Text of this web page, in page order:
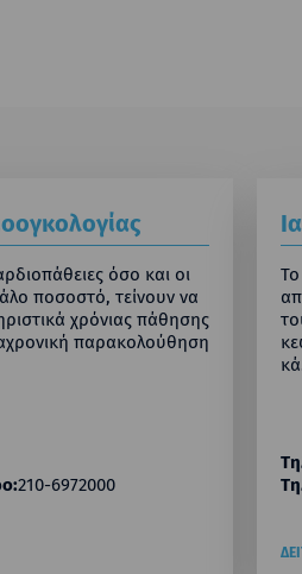
όσο και οι
ποσοστό, τείνουν να
χρόνιας πάθησης
παρακολούθηση
210-6972000
Το